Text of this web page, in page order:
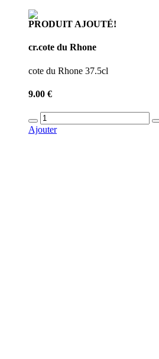
PRODUIT AJOUTÉ!
cr.cote du Rhone
cote du Rhone 37.5cl
9.00 €
Ajouter